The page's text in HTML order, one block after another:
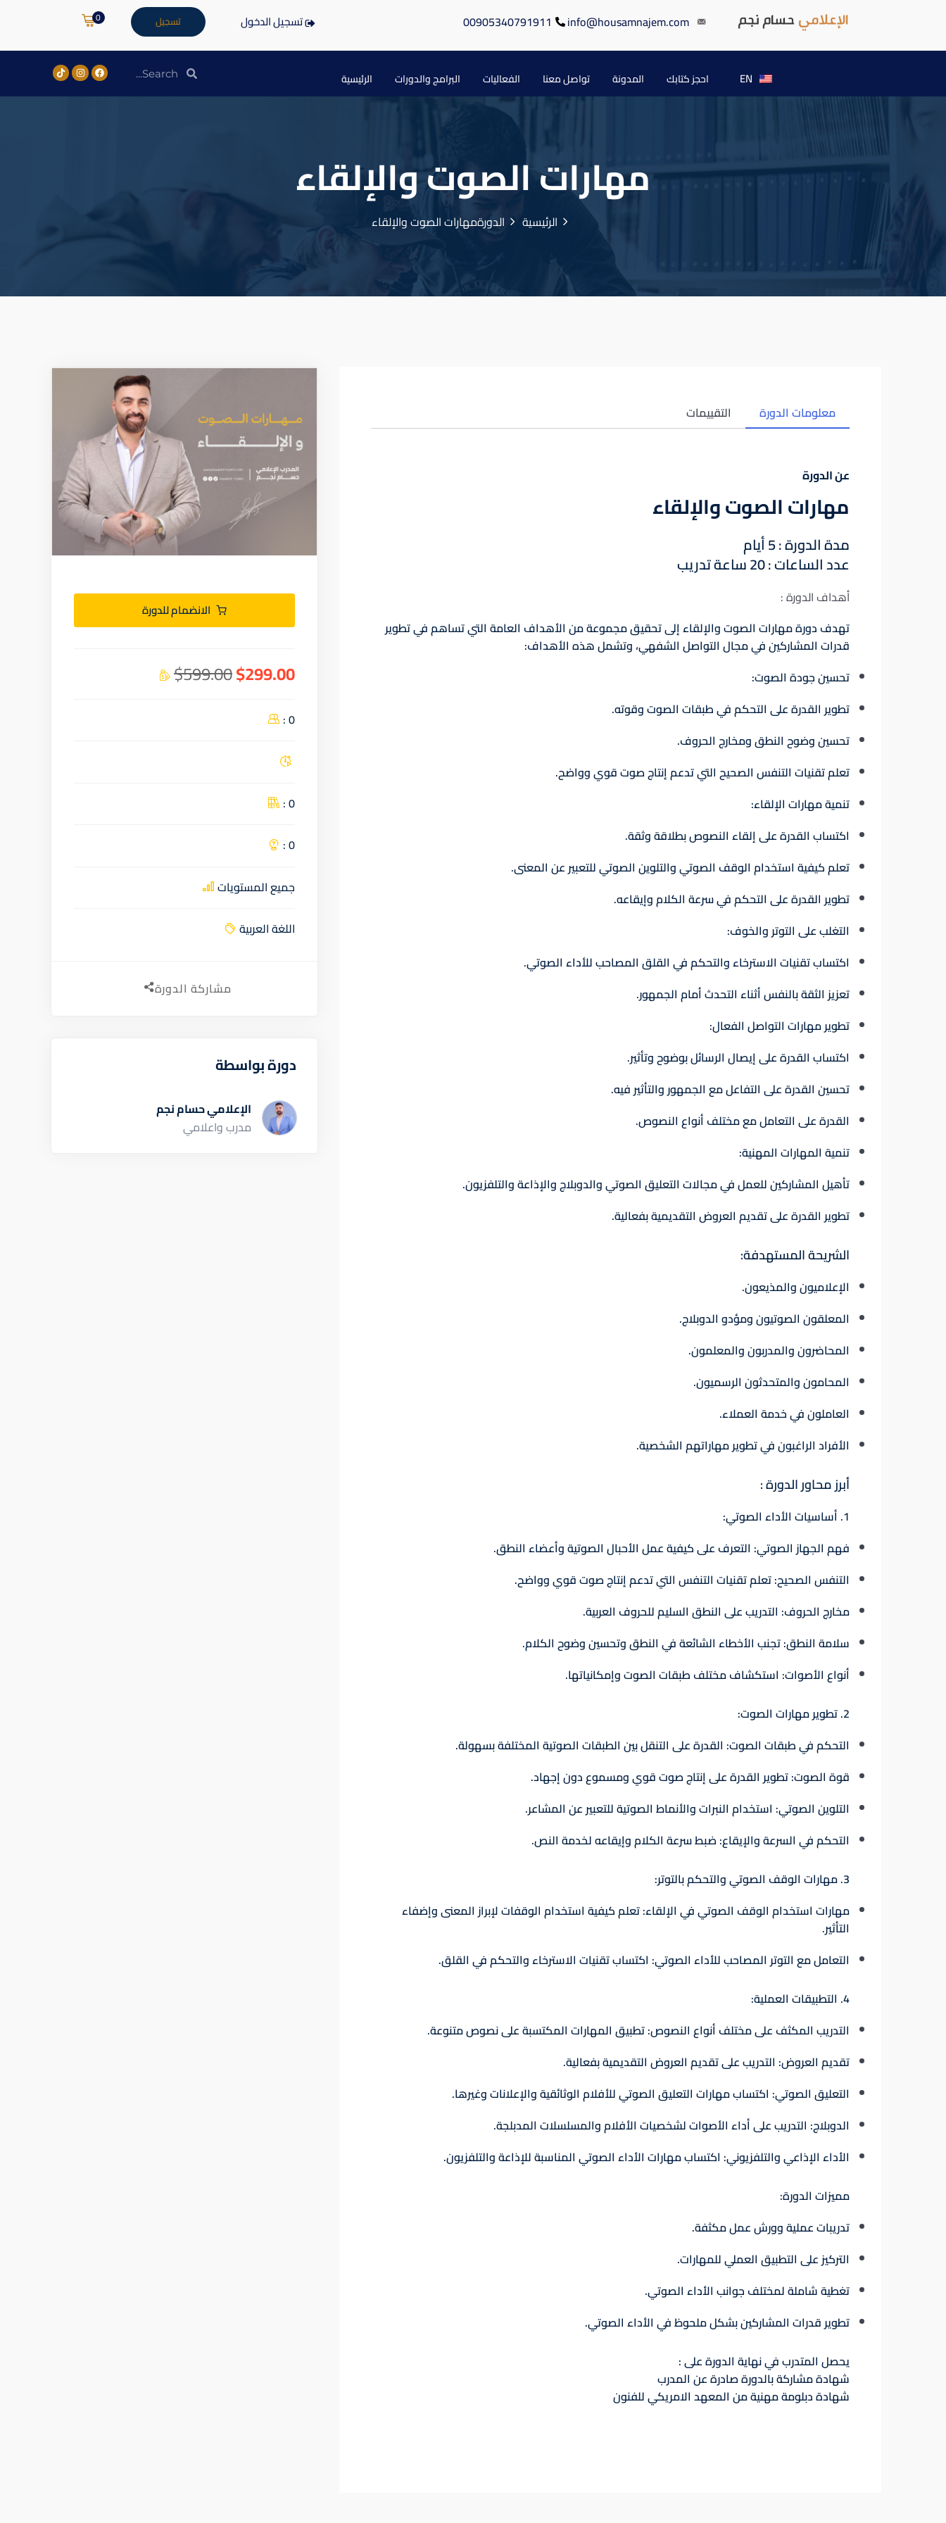
info@housamnajem.com
00905340791911 تسجيل الدخول تسجيل 0
الرئيسية البرامج والدورات الفعاليات تواصل معنا المدونة احجز كتابك EN
مهارات الصوت والإلقاء
الرئيسية الدورةمهارات الصوت والإلقاء
معلومات الدورة التقييمات
عن الدورة
مهارات الصوت والإلقاء
مدة الدورة : 5 أيام
عدد الساعات : 20 ساعة تدريب
أهداف الدورة :
تهدف دورة مهارات الصوت والإلقاء إلى تحقيق مجموعة من الأهداف العامة التي تساهم في تطوير
قدرات المشاركين في مجال التواصل الشفهي، وتشمل هذه الأهداف:
تحسين جودة الصوت:
تطوير القدرة على التحكم في طبقات الصوت وقوته.
تحسين وضوح النطق ومخارج الحروف.
تعلم تقنيات التنفس الصحيح التي تدعم إنتاج صوت قوي وواضح.
تنمية مهارات الإلقاء:
اكتساب القدرة على إلقاء النصوص بطلاقة وثقة.
تعلم كيفية استخدام الوقف الصوتي والتلوين الصوتي للتعبير عن المعنى.
تطوير القدرة على التحكم في سرعة الكلام وإيقاعه.
التغلب على التوتر والخوف:
اكتساب تقنيات الاسترخاء والتحكم في القلق المصاحب للأداء الصوتي.
تعزيز الثقة بالنفس أثناء التحدث أمام الجمهور.
تطوير مهارات التواصل الفعال:
اكتساب القدرة على إيصال الرسائل بوضوح وتأثير.
تحسين القدرة على التفاعل مع الجمهور والتأثير فيه.
القدرة على التعامل مع مختلف أنواع النصوص.
تنمية المهارات المهنية:
تأهيل المشاركين للعمل في مجالات التعليق الصوتي والدوبلاج والإذاعة والتلفزيون.
تطوير القدرة على تقديم العروض التقديمية بفعالية.
الشريحة المستهدفة:
الإعلاميون والمذيعون.
المعلقون الصوتيون ومؤدو الدوبلاج.
المحاضرون والمدربون والمعلمون.
المحامون والمتحدثون الرسميون.
العاملون في خدمة العملاء.
الأفراد الراغبون في تطوير مهاراتهم الشخصية.
أبرز محاور الدورة :
1. أساسيات الأداء الصوتي:
فهم الجهاز الصوتي: التعرف على كيفية عمل الأحبال الصوتية وأعضاء النطق.
التنفس الصحيح: تعلم تقنيات التنفس التي تدعم إنتاج صوت قوي وواضح.
مخارج الحروف: التدريب على النطق السليم للحروف العربية.
سلامة النطق: تجنب الأخطاء الشائعة في النطق وتحسين وضوح الكلام.
أنواع الأصوات: استكشاف مختلف طبقات الصوت وإمكانياتها.
2. تطوير مهارات الصوت:
التحكم في طبقات الصوت: القدرة على التنقل بين الطبقات الصوتية المختلفة بسهولة.
قوة الصوت: تطوير القدرة على إنتاج صوت قوي ومسموع دون إجهاد.
التلوين الصوتي: استخدام النبرات والأنماط الصوتية للتعبير عن المشاعر.
التحكم في السرعة والإيقاع: ضبط سرعة الكلام وإيقاعه لخدمة النص.
3. مهارات الوقف الصوتي والتحكم بالتوتر:
مهارات استخدام الوقف الصوتي في الإلقاء: تعلم كيفية استخدام الوقفات لإبراز المعنى وإضفاء
التأثير.
التعامل مع التوتر المصاحب للأداء الصوتي: اكتساب تقنيات الاسترخاء والتحكم في القلق.
4. التطبيقات العملية:
التدريب المكثف على مختلف أنواع النصوص: تطبيق المهارات المكتسبة على نصوص متنوعة.
تقديم العروض: التدريب على تقديم العروض التقديمية بفعالية.
التعليق الصوتي: اكتساب مهارات التعليق الصوتي للأفلام الوثائقية والإعلانات وغيرها.
الدوبلاج: التدريب على أداء الأصوات لشخصيات الأفلام والمسلسلات المدبلجة.
الأداء الإذاعي والتلفزيوني: اكتساب مهارات الأداء الصوتي المناسبة للإذاعة والتلفزيون.
مميزات الدورة:
تدريبات عملية وورش عمل مكثفة.
التركيز على التطبيق العملي للمهارات.
تغطية شاملة لمختلف جوانب الأداء الصوتي.
تطوير قدرات المشاركين بشكل ملحوظ في الأداء الصوتي.
يحصل المتدرب في نهاية الدورة على :
شهادة مشاركة بالدورة صادرة عن المدرب
شهادة دبلومة مهنية من المعهد الامريكي للفنون
الانضمام للدورة
$299.00
$599.00
0 :
0 :
0 :
جميع المستويات
اللغة العربية
مشاركة الدورة
دورة بواسطة
الإعلامي حسام نجم
مدرب واعلامي